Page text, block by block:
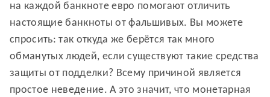
на каждой банкноте евро помогают отличить
настоящие банкноты от фальшивых. Вы можете
спросить: так откуда же берётся так много
обманутых людей, если существуют такие средства
защиты от подделки? Всему причиной является
простое неведение. А это значит, что монетарная